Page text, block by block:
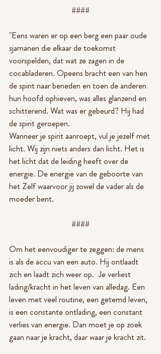
####
"Eens waren er op een berg een paar oude
sjamanen die elkaar de toekomst
voorspelden, dat wat ze zagen in de
cocabladeren. Opeens bracht een van hen
de spirit naar beneden en toen de anderen
hun hoofd ophieven, was alles glanzend en
schitterend. Wat was er gebeurd? Hij had
de spirit geroepen.
Wanneer je spirit aanroept, vul je jezelf met
licht. Wij zijn niets anders dan licht. Het is
het licht dat de leiding heeft over de
energie. De energie van de geboorte van
het Zelf waarvoor jij zowel de vader als de
moeder bent.
####
Om het eenvoudiger te zeggen: de mens
is als de accu van een auto. Hij ontlaadt
zich en laadt zich weer op.  Je verliest
lading/kracht in het leven van alledag. Een
leven met veel routine, een getemd leven,
is een constante ontlading, een constant
verlies van energie. Dan moet je op zoek
gaan naar je kracht, daar waar je kracht zit.